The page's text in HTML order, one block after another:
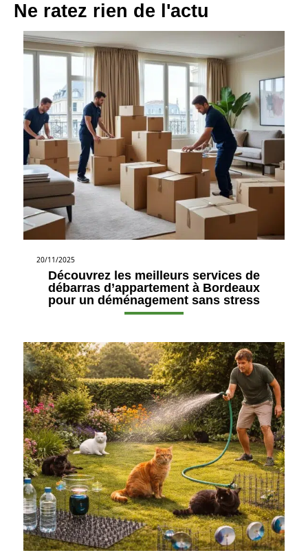
Ne ratez rien de l'actu
20/11/2025
Découvrez les meilleurs services de
débarras d’appartement à Bordeaux
pour un déménagement sans stress